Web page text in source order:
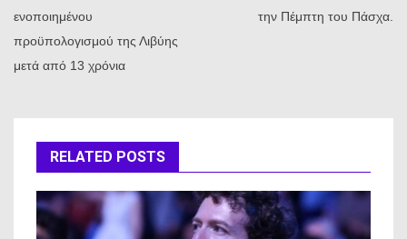
ενοποιημένου
προϋπολογισμού της Λιβύης
μετά από 13 χρόνια
την Πέμπτη του Πάσχα.
RELATED POSTS